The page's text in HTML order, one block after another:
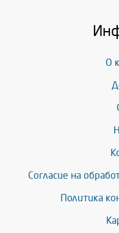
О
Согласие на
Политика